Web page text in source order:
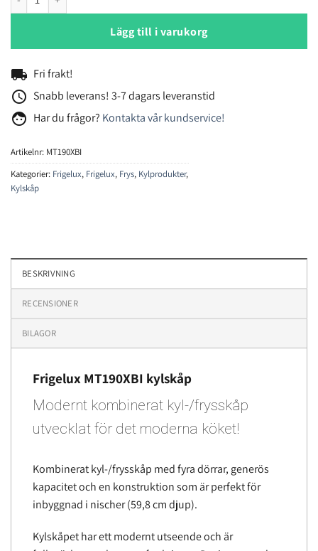
Lägg till i varukorg
local_shipping Fri frakt!
access_time Snabb leverans! 3-7 dagars leveranstid
face Har du frågor? Kontakta vår kundservice!
Artikelnr: MT190XBI
Kategorier: Frigelux, Frigelux, Frys, Kylprodukter,
Kylskåp
BESKRIVNING
RECENSIONER
BILAGOR
Frigelux MT190XBI kylskåp
Modernt kombinerat kyl-/frysskåp
utvecklat för det moderna köket!
Kombinerat kyl-/frysskåp med fyra dörrar, generös
kapacitet och en konstruktion som är perfekt för
inbyggnad i nischer (59,8 cm djup).
Kylskåpet har ett modernt utseende och är